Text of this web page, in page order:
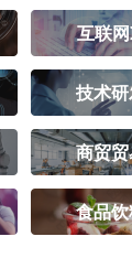
互联
技术
商贸
食品